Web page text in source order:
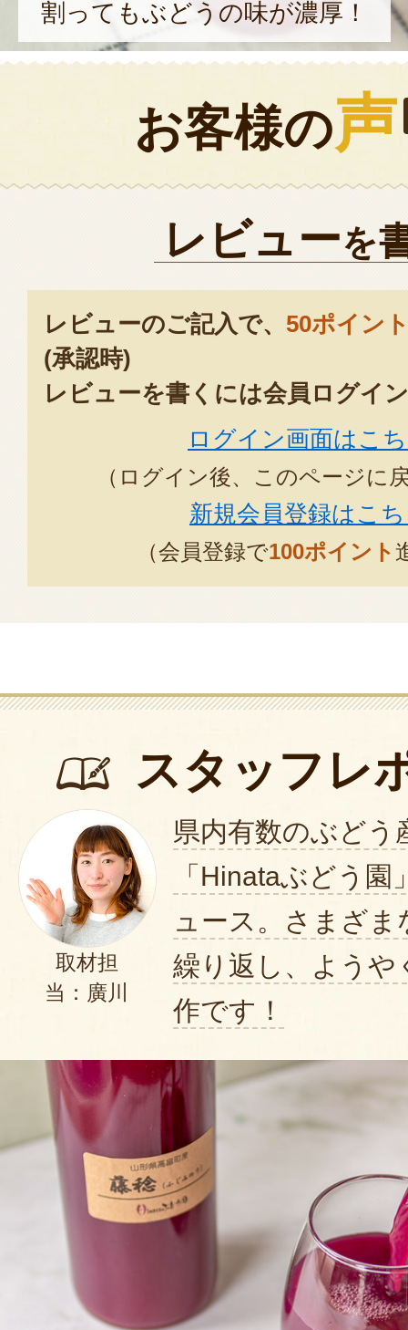
割ってもぶどうの味が濃厚！
お客様の声
レビューを
レビューのご記入で、 50ポイン
(承認時)
レビューを書くには会員ログイ
ログイン画面はこ
（ログイン後、このページに
新規会員登録はこ
（会員登録で100ポイント
スタッフレ
取材担
当：廣川
県内有数のぶどう
「Hinataぶどう
ュース。さまざま
繰り返し、ようや
作です！